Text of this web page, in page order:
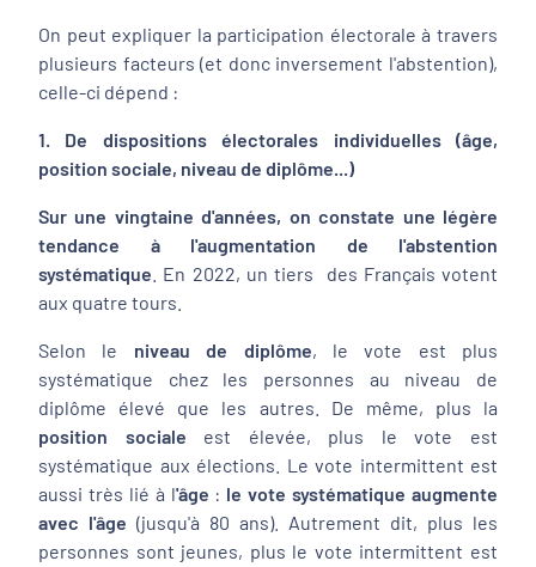
On peut expliquer la participation électorale à travers
plusieurs facteurs (et donc inversement l'abstention),
celle-ci dépend :
1. De dispositions électorales individuelles (âge,
position sociale, niveau de diplôme...)
Sur une vingtaine d'années, on constate une légère
tendance à l'augmentation de l'abstention
systématique . En 2022, un tiers des Français votent
aux quatre tours.
Selon le niveau de diplôme, le vote est plus
systématique chez les personnes au niveau de
diplôme élevé que les autres. De même, plus la
position sociale est élevée, plus le vote est
systématique aux élections. Le vote intermittent est
aussi très lié à l'âge : le vote systématique augmente
avec l'âge (jusqu'à 80 ans). Autrement dit, plus les
personnes sont jeunes, plus le vote intermittent est